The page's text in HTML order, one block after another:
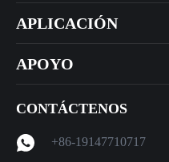
APLICACIÓN
APOYO
CONTÁCTENOS
+86-19147710717